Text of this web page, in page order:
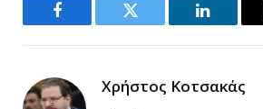
Facebook Twitter LinkedIn
Χρήστος Κοτσακάς